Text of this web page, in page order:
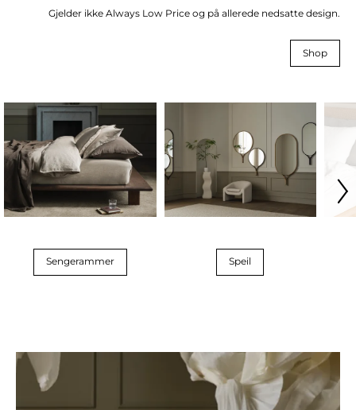
Gjelder ikke Always Low Price og på allerede nedsatte design.
Shop
Sengerammer Speil